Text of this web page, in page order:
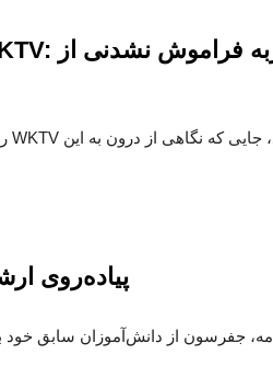
پیاده‌روی
در ۱۱ مه، جفرسون از دانش‌آموزان سابق